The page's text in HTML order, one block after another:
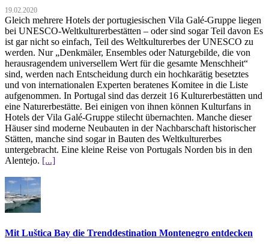
19.02.2020
Gleich mehrere Hotels der portugiesischen Vila Galé-Gruppe liegen
bei UNESCO-Weltkulturerbestätten – oder sind sogar Teil davon Es
ist gar nicht so einfach, Teil des Weltkulturerbes der UNESCO zu
werden. Nur „Denkmäler, Ensembles oder Naturgebilde, die von
herausragendem universellem Wert für die gesamte Menschheit“
sind, werden nach Entscheidung durch ein hochkarätig besetztes
und von internationalen Experten beratenes Komitee in die Liste
aufgenommen. In Portugal sind das derzeit 16 Kulturerbestätten und
eine Naturerbestätte. Bei einigen von ihnen können Kulturfans in
Hotels der Vila Galé-Gruppe stilecht übernachten. Manche dieser
Häuser sind moderne Neubauten in der Nachbarschaft historischer
Stätten, manche sind sogar in Bauten des Weltkulturerbes
untergebracht. Eine kleine Reise von Portugals Norden bis in den
Alentejo. [...]
Mit Luštica Bay die Trenddestination Montenegro entdecken